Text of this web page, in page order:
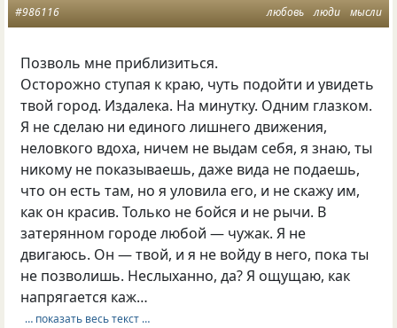
любовь люди мысли
#986116
Позволь мне приблизиться.
Осторожно ступая к краю, чуть подойти и увидеть
твой город. Издалека. На минутку. Одним глазком.
Я не сделаю ни единого лишнего движения,
неловкого вдоха, ничем не выдам себя, я знаю, ты
никому не показываешь, даже вида не подаешь,
что он есть там, но я уловила его, и не скажу им,
как он красив. Только не бойся и не рычи. В
затерянном городе любой — чужак. Я не
двигаюсь. Он — твой, и я не войду в него, пока ты
не позволишь. Неслыханно, да? Я ощущаю, как
напрягается каж…
… показать весь текст …